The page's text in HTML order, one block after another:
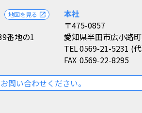
番地の1
地図を見る open_in_new
本社
〒475-0857
愛知県半田市広小路
TEL0569-21-5231 (
FAX 0569-22-8295
問い合わせください。